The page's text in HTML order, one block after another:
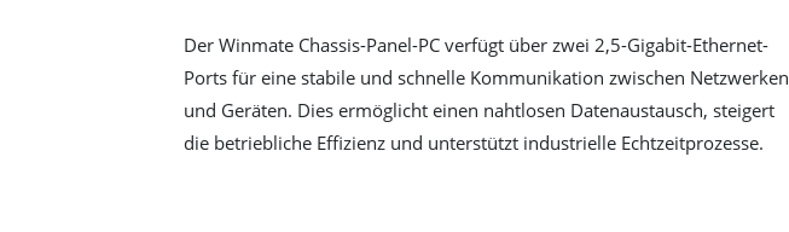
Der Winmate Chassis-Panel-PC verfügt über zwei 2,5-Gigabit-Ethernet-
Ports für eine stabile und schnelle Kommunikation zwischen Netzwerken
und Geräten. Dies ermöglicht einen nahtlosen Datenaustausch, steigert
die betriebliche Effizienz und unterstützt industrielle Echtzeitprozesse.